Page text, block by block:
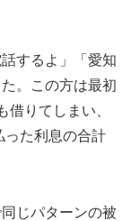
するよ」「愛知
。この方は最初
りてしまい、
った利息の合計
じパターンの被